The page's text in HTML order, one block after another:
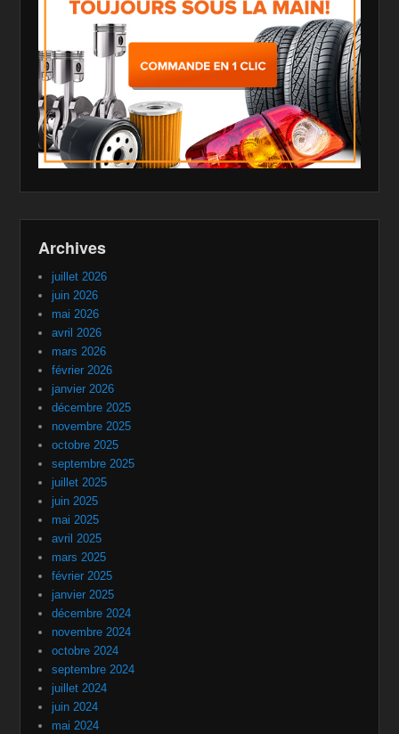
Archives
juillet 2026
juin 2026
mai 2026
avril 2026
mars 2026
février 2026
janvier 2026
décembre 2025
novembre 2025
octobre 2025
septembre 2025
juillet 2025
juin 2025
mai 2025
avril 2025
mars 2025
février 2025
janvier 2025
décembre 2024
novembre 2024
octobre 2024
septembre 2024
juillet 2024
juin 2024
mai 2024